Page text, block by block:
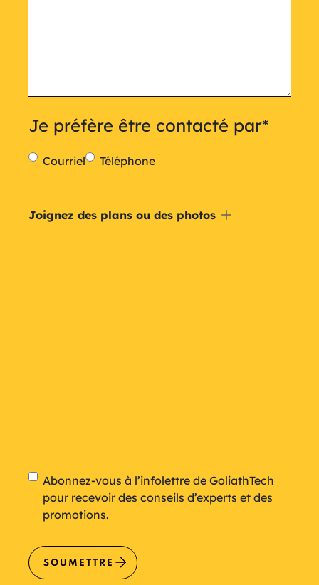
Je préfère être contacté par*
Courriel Téléphone
Inclure
Joignez des plans ou des photos
Newsletter
Abonnez-vous à l’infolettre de GoliathTech
pour recevoir des conseils d’experts et des
promotions.
SOUMETTRE